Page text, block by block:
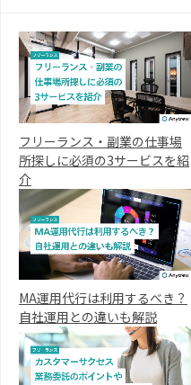
フリーランス・副業の仕事場
所探しに必須の3サービスを紹
介
MA運用代行は利用するべき？
自社運用との違いも解説